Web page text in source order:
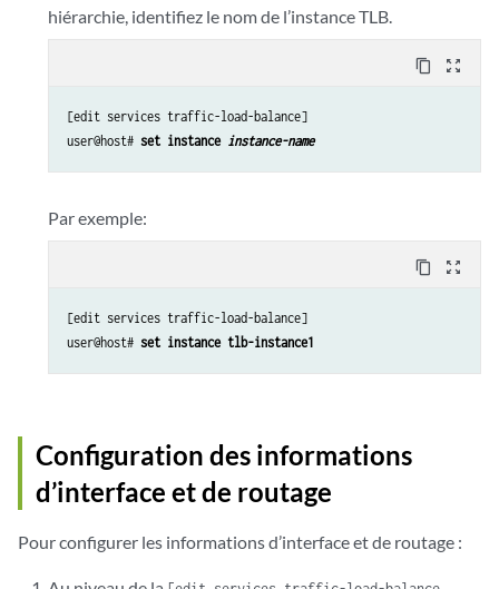
hiérarchie, identifiez le nom de l’instance TLB.
content_copy zoom_out_map
[edit services traffic-load-balance]
user@host# set instance instance-name
Par exemple:
content_copy zoom_out_map
[edit services traffic-load-balance]
user@host# set instance tlb-instance1
Configuration des informations
d’interface et de routage
Pour configurer les informations d’interface et de routage :